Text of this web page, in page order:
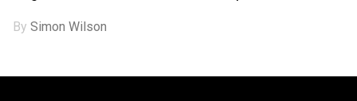
BySimon Wilson